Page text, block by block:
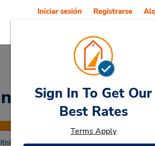
Iniciar sesión Registrarse
Sur
Sign In To Get Our
Best Rates
Terms Apply